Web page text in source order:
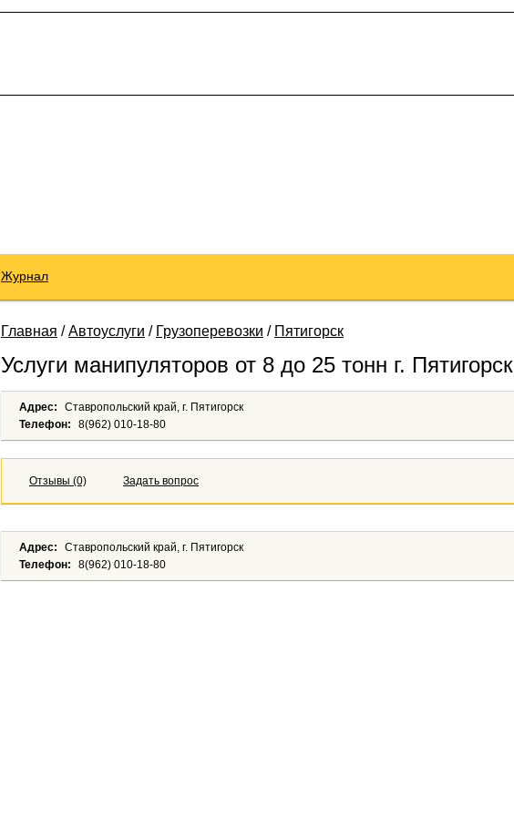
Журнал
Главная /Автоуслуги / Грузоперевозки / Пятигорск
Услуги манипуляторов от 8 до 25 тонн г. Пятигорск
Адрес:
Ставропольский край, г. Пятигорск
Телефон:
8(962) 010-18-80
Отзывы (0) Задать вопрос
Адрес:
Ставропольский край, г. Пятигорск
Телефон:
8(962) 010-18-80